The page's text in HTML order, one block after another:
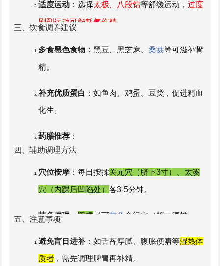
适度运动：选择太极、八段锦等舒缓运动， 过度
剧烈运动可能耗气伤精。
节制房事：避免纵欲过度，减少肾精消耗。
三、饮食调养建议
多食黑色食物：黑豆、黑芝麻、 桑葚等可滋补肾
精。
补充优质蛋白 ：如鱼肉、鸡蛋、豆类，促进精血
化生。
药膳推荐：
温补肾阳。
只）：滋补肾阴。
四、辅助调理方法
穴位按摩：每日按揉关元穴（脐下3寸）、太溪
穴（内踝后凹陷处） 各3-5分钟。
艾灸调理 阳虚者可艾灸 命门穴（第二腰椎
五、注意事项
避免盲目进补：如舌苔厚腻、腹胀便溏等湿热体
质者，需先调理脾胃再补精。